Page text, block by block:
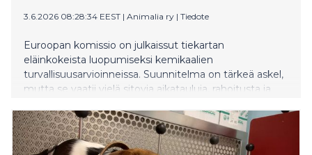
3.6.2026 08:28:34 EEST | Animalia ry | Tiedote
Euroopan komissio on julkaissut tiekartan
eläinkokeista luopumiseksi kemikaalien
turvallisuusarvioinneissa. Suunnitelma on tärkeä askel,
mutta se vaatii vielä sitovia aikatauluja, rahoitusta ja